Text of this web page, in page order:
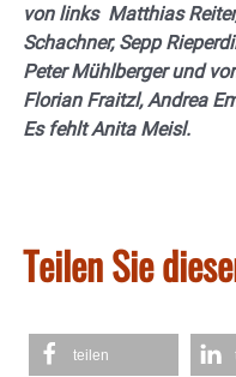
von links Matthias
Schachner, Sepp
Peter Mühlberger und
Florian Fraitzl, Andrea
Es fehlt Anita Meisl.
Teilen Sie
teilen